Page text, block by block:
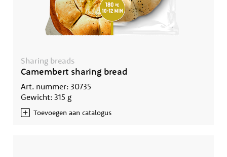
Sharing breads
Camembert sharing bread
Art. nummer: 30735
Gewicht: 315 g
Toevoegen aan catalogus